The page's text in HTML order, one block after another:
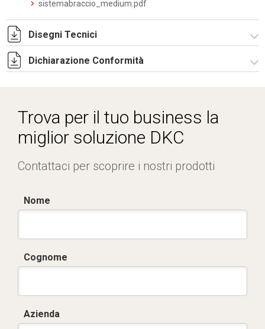
sistemabraccio_medium.pdf
Disegni Tecnici
MEDIUM.zip
Dichiarazione Conformità
Trova per il tuo business la
miglior soluzione DKC
Contattaci per scoprire i nostri prodotti
Nome
Cognome
Azienda